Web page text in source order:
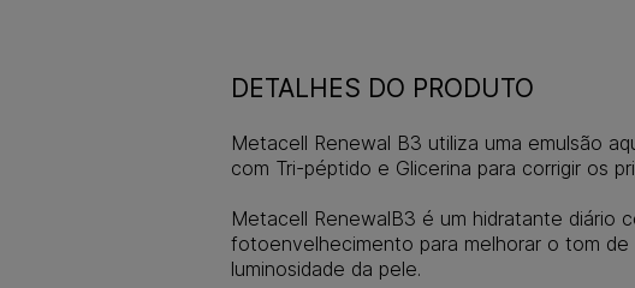
DETALHES DO PRODUTO
Metacell Renewal B3 utiliza uma emulsão
com Tri-péptido e Glicerina para corrigir os
Metacell RenewalB3 é um hidratante diário
fotoenvelhecimento para melhorar o tom de
luminosidade da pele.